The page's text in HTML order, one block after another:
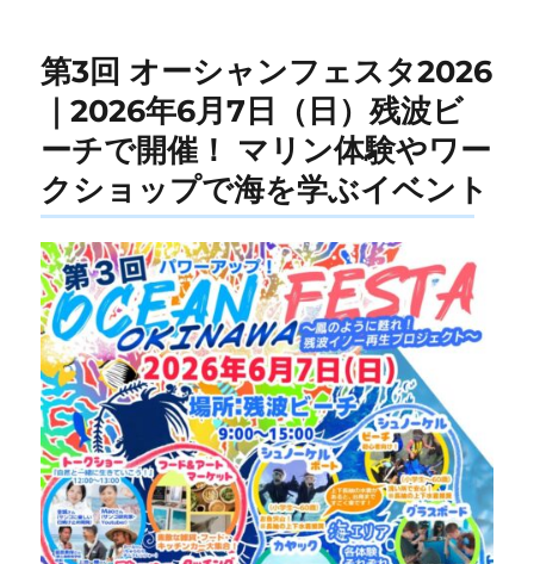
第3回 オーシャンフェスタ2026
｜2026年6月7日（日）残波ビ
ーチで開催！ マリン体験やワー
クショップで海を学ぶイベント